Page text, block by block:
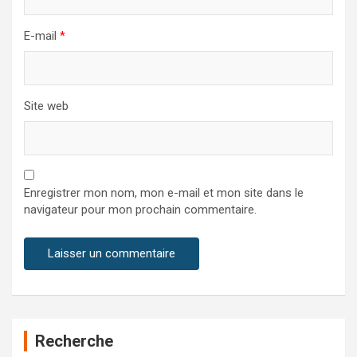
E-mail *
Site web
Enregistrer mon nom, mon e-mail et mon site dans le
navigateur pour mon prochain commentaire.
Recherche